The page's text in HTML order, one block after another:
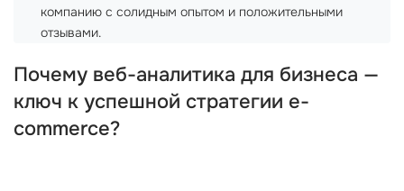
компанию с солидным опытом и положительными
отзывами.
Почему веб-аналитика для бизнеса —
ключ к успешной стратегии e-
commerce?